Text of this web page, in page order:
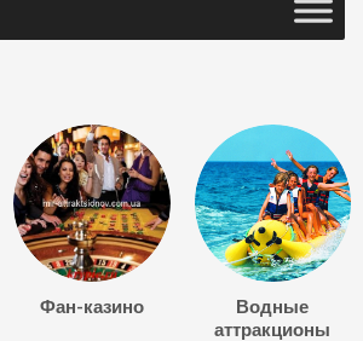
Фан-казино
Водные
аттракционы